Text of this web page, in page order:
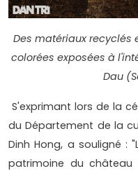
Des matériaux recyclés
colorées exposées à
Dau
S'exprimant lors de la
du Département de la
Dinh Hong, a souligné :
patrimoine du